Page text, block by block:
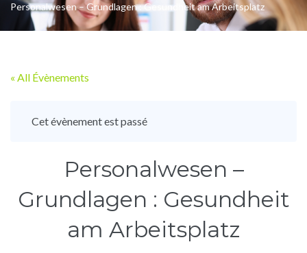
Personalwesen – Grundlagen : Gesundheit am Arbeitsplatz
« All Évènements
Cet évènement est passé
Personalwesen –
Grundlagen : Gesundheit
am Arbeitsplatz